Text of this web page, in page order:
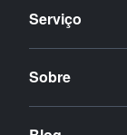
Serviço
Sobre